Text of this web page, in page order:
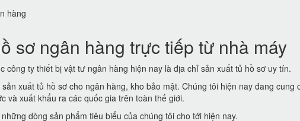
sơ ngân hàng trực tiếp từ nhà máy
công ty thiết bị vật tư ngân hàng hiện nay là địa chỉ sản xuất tủ hồ sơ uy tín.
xuất tủ hồ sơ cho ngân hàng, kho bảo mật. Chúng tôi hiện nay đang cung
và xuất khẩu ra các quốc gia trên toàn thế giới.
dòng sản phẩm tiêu biểu của chúng tôi cho tới hiện nay.